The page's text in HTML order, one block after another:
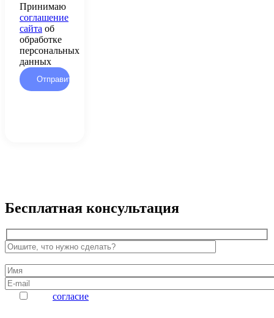
Принимаю
соглашение
сайта об
обработке
персональных
данных
Бесплатная консультация
согласие